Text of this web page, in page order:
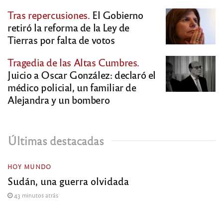
Tras repercusiones. El Gobierno
retiró la reforma de la Ley de
Tierras por falta de votos
Tragedia de las Altas Cumbres.
Juicio a Oscar González: declaró el
médico policial, un familiar de
Alejandra y un bombero
Últimas destacadas
HOY MUNDO
Sudán, una guerra olvidada
43 minutos atrás